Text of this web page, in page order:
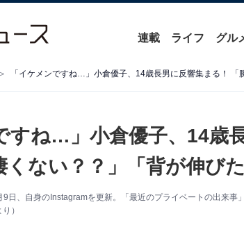
連載 ライフ グル
「イケメンですね…」小倉優子、14歳長男に反響集まる！ 「
すね…」小倉優子、14歳
くない？？」「背が伸びた
日、自身のInstagramを更新。「最近のプライベートの出来事
）